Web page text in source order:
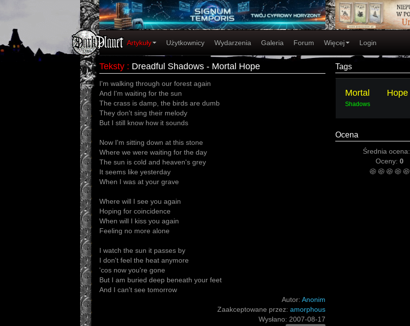
Artykuły Użytkownicy Wydarzenia Galeria Forum Więcej Login
Teksty : Dreadful Shadows - Mortal Hope
I'm walking through our forest again
And I'm waiting for the sun
The crass is damp, the birds are dumb
They don't sing their melody
But I still know how it sounds
Now I'm sitting down at this stone
Where we were waiting for the day
The sun is cold and heaven's grey
It seems like yesterday
When I was at your grave
Where will I see you again
Hoping for coincidence
When will I kiss you again
Feeling no more alone
I watch the sun it passes by
I don't feel the heat anymore
'cos now you're gone
But I am buried deep beneath your feet
And I can't see tomorrow
Autor: Anonim
Zaakceptowane przez: amorphous
Wysłano: 2007-08-17
Tags
Mortal Hope
Shadows
Ocena
Średnia ocena:
Oceny: 0